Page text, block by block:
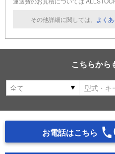
その他詳細に関しては、 よく
こちらから
お電話はこちら